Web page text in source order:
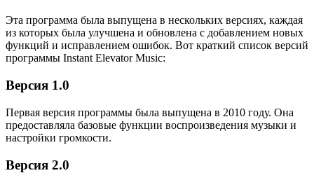
Эта программа была выпущена в нескольких версиях, каждая
из которых была улучшена и обновлена с добавлением новых
функций и исправлением ошибок. Вот краткий список версий
программы Instant Elevator Music:
Версия 1.0
Первая версия программы была выпущена в 2010 году. Она
предоставляла базовые функции воспроизведения музыки и
настройки громкости.
Версия 2.0